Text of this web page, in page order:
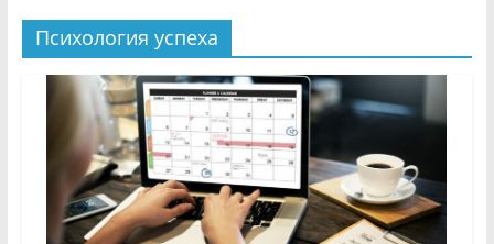
Психология успеха